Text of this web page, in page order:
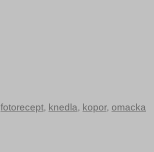
fotorecept, knedla, kopor, omacka